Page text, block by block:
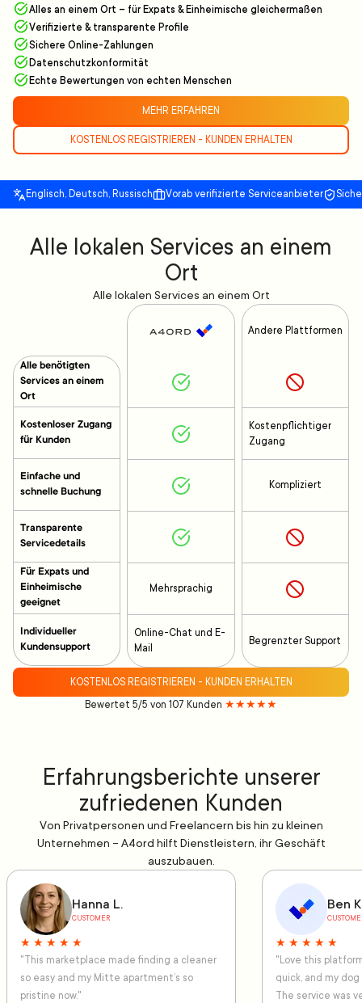
Alles an einem Ort – für Expats & Einheimische gleichermaßen
Verifizierte & transparente Profile
Sichere Online-Zahlungen
Datenschutzkonformität
Echte Bewertungen von echten Menschen
MEHR ERFAHREN
KOSTENLOS REGISTRIEREN - KUNDEN ERHALTEN
Englisch, Deutsch, Russisch Vorab verifizierte Serviceanbieter
Alle lokalen Services an einem
Ort
Alle lokalen Services an einem Ort
Alle benötigten
Services an einem
Ort
Kostenloser Zugang
für Kunden
Einfache und
schnelle Buchung
Transparente
Servicedetails
Für Expats und
Einheimische
geeignet
Individueller
Kundensupport
Mehrsprachig
Online-Chat und E-
Mail
Andere Plattformen
Kostenpflichtiger
Zugang
Kompliziert
Begrenzter Support
KOSTENLOS REGISTRIEREN - KUNDEN ERHALTEN
Bewertet 5/5 von 107 Kunden ★★★★★
Erfahrungsberichte unserer
zufriedenen Kunden
Von Privatpersonen und Freelancern bis hin zu kleinen
Unternehmen – A4ord hilft Dienstleistern, ihr Geschäft
auszubauen.
Hanna L.
CUSTOMER
★ ★ ★ ★ ★
"This marketplace made finding a cleaner
so easy and my Mitte apartment’s so
pristine now."
Ben
★ ★ ★ ★ ★
"Love this
quick, and my
The service was